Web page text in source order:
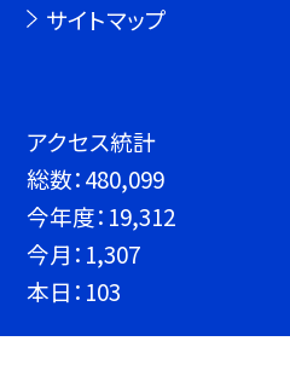
サイトマップ
アクセス統計
総数：480,099
今年度： 19,312
今月： 1,307
本日： 103